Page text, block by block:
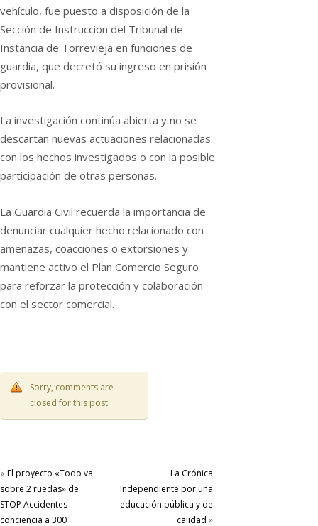
vehículo, fue puesto a disposición de la
Sección de Instrucción del Tribunal de
Instancia de Torrevieja en funciones de
guardia, que decretó su ingreso en prisión
provisional.
La investigación continúa abierta y no se
descartan nuevas actuaciones relacionadas
con los hechos investigados o con la posible
participación de otras personas.
La Guardia Civil recuerda la importancia de
denunciar cualquier hecho relacionado con
amenazas, coacciones o extorsiones y
mantiene activo el Plan Comercio Seguro
para reforzar la protección y colaboración
con el sector comercial.
Sorry, comments are
closed for this post
« El proyecto «Todo va
sobre 2 ruedas» de
STOP Accidentes
conciencia a 300
La Crónica
Independiente por una
educación pública y de
calidad »